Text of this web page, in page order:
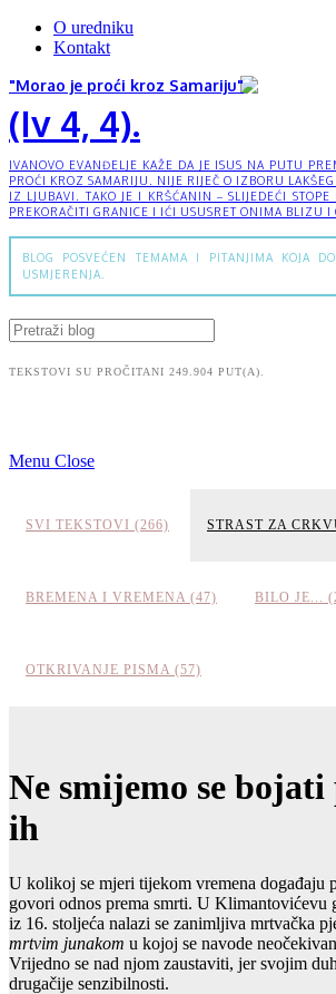
O uredniku
Kontakt
"Morao je proći kroz Samariju"
(Iv 4, 4).
IVANOVO EVANĐELJE KAŽE DA JE ISUS NA PUTU
PROĆI KROZ SAMARIJU. NIJE RIJEČ O IZBORU
IZ LJUBAVI. TAKO JE I KRŠĆANIN – SLIJEDEĆI STOPE
PREKORAČITI GRANICE I IĆI USUSRET ONIMA BLIZU I
BLOG POSVEĆEN TEMAMA I PITANJIMA KOJA
USMJERENJA.
TEKSTOVI SU PROČITANI 249.904 PUT(A).
Menu Close
SVI TEKSTOVI (266) STRAST ZA
BREMENA I VREMENA (47) BILO JE...
OTKRIVANJE PISMA (57)
Ne smijemo se
ih
U kolikoj se mjeri tijekom vremena događaju
govori odnos prema smrti. U Klimantovićevu
iz 16. stoljeća nalazi se zanimljiva mrtvačka
mrtvim junakom u kojoj se navode
Vrijedno se nad njom zaustaviti, jer svojim
drugačije senzibilnosti.